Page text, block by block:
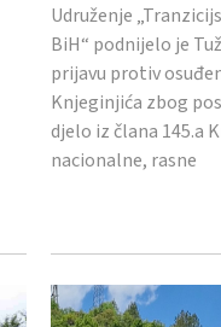
Udruženje
BiH“ podnijelo je
prijavu protiv
Knjeginjića zbog
djelo iz člana 145.a
nacionalne, rasne